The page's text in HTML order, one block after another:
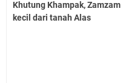
Khutung Khampak, Zamzam
kecil dari tanah Alas